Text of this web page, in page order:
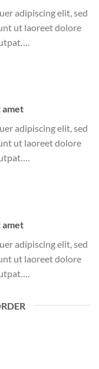
adipiscing elit, sed
ut laoreet dolore
amet
adipiscing elit, sed
ut laoreet dolore
amet
adipiscing elit, sed
ut laoreet dolore